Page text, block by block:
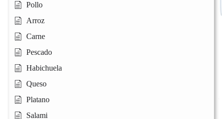
Pollo
Arroz
Carne
Pescado
Habichuela
Queso
Platano
Salami